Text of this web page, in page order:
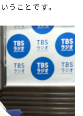
うことです。